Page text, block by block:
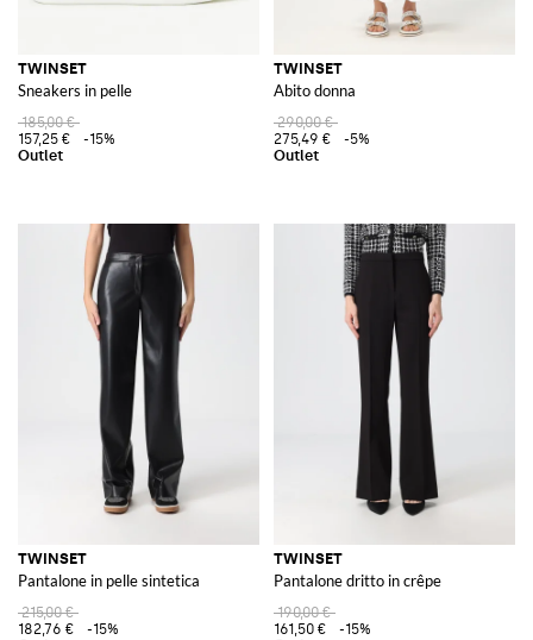
TWINSET
Sneakers in pelle
185,00 €
157,25 €
-15%
TWINSET
Abito donna
290,00 €
275,49 €
-5%
TWINSET
Pantalone in pelle sintetica
215,00 €
182,76 €
-15%
TWINSET
Pantalone dritto in crêpe
190,00 €
161,50 €
-15%